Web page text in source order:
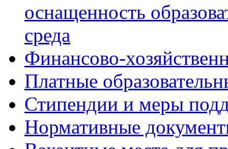
оснащенность
среда
Финансово-
Платные
Стипендии и меры
Нормативные